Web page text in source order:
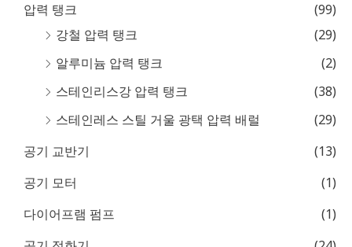
압력 탱크
(99)
강철 압력 탱크
(29)
알루미늄 압력 탱크
(2)
스테인리스강 압력 탱크
(38)
스테인레스 스틸 거울 광택 압력 배럴
(29)
공기 교반기
(13)
공기 모터
(1)
다이어프램 펌프
(1)